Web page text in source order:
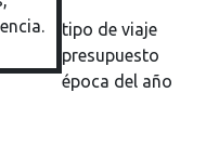
tipo de viaje
presupuesto
época del año